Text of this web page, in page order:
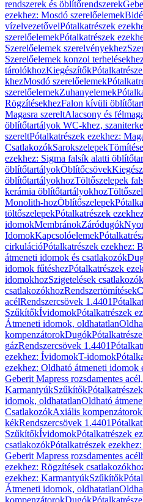
rendszerek és öblítőrendszerek
ezekhez: Mosdó szerelőelemek
vízelvezetővelPótalkatrészek
szerelőelemekPótalkatrészek
Szerelőelemek szerelvényekhez
Szerelőelemek konzol
tárolókhozKiegészítők
khezMosdó szerelőelemek
szerelőelemekZuhanyelemek
RögzítésekhezFalon kívüli
Magasra szereltAlacsony és
öblítőtartályok WC-khez,
szereltPótalkatrészek ezekhez:
CsatlakozókSarokszelepek
ezekhez: Sigma falsík alatti
öblítőtartályokÖblítőcsövek
öblítőtartályokhozTöltőszelepek
kerámia öblítőtartályokhoz
Monolith-hozÖblítőszelepek
töltőszelepekPótalkatrészek
idomokMembránokZáródugók
IdomokKapcsolóelemek
cirkulációPótalkatrészek ezekhez:
átmeneti idomok és csatlakozók
idomok fűtéshezPótalkatrészek
idomokhozSzigetelések
csatlakozókhozRendszertömítések
acélRendszercsövek 1.4401
SzűkítőkÍvidomokPótalkatrészek
Átmeneti idomok, oldhatatlan
kompenzátorokDugók
gázRendszercsövek 1.4401
ezekhez: ÍvidomokT-idomok
ezekhez: Oldható átmeneti idomok
Geberit Mapress rozsdamentes
KarmantyúkSzűkítők
idomok, oldhatatlanOldható
CsatlakozókAxiális kompenzátorok
kékRendszercsövek 1.4401
SzűkítőkÍvidomokPótalkatrészek
csatlakozókPótalkatrészek
Geberit Mapress rozsdamentes
ezekhez: Rögzítések
ezekhez: KarmantyúkSzűkítők
Átmeneti idomok, oldhatatlan
kompenzátorokDugók